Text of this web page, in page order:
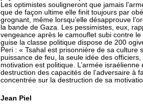
Les optimistes souligneront que jamais
que de façon ultime elle finit toujours par
grognant, même lorsqu’elle désapprouve
la bande de Gaza. Les pessimistes, eux,
vengeance après le camouflet subi contre
guise la classe politique dispose de 200
Peri : « Tsahal est prisonnière de sa culture
puissance de feu, la seule idée des
motivation est politique. L’armée
destruction des capacités de l’adversaire à
concentrée sur la destruction de sa
Jean Piel